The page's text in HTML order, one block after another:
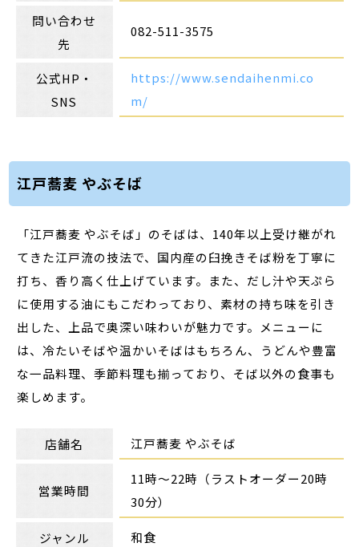
問い合わせ
先
082-511-3575
公式HP・
SNS
https://www.sendaihenmi.co
m/
江戸蕎麦 やぶそば
「江戸蕎麦 やぶそば」のそばは、140年以上受け継がれ
てきた江戸流の技法で、国内産の臼挽きそば粉を丁寧に
打ち、香り高く仕上げています。また、だし汁や天ぷら
に使用する油にもこだわっており、素材の持ち味を引き
出した、上品で奥深い味わいが魅力です。メニューに
は、冷たいそばや温かいそばはもちろん、うどんや豊富
な一品料理、季節料理も揃っており、そば以外の食事も
楽しめます。
店舗名 江戸蕎麦 やぶそば
営業時間
11時～22時（ラストオーダー20時
30分）
ジャンル 和食